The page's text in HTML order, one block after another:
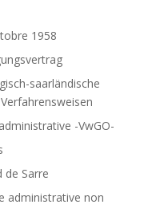
1958
saarländische
-VwGO-
de Sarre
administrative non